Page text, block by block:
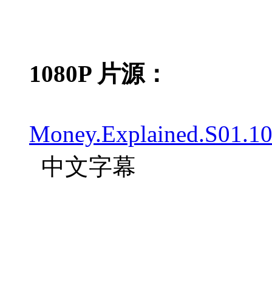
1080P 片源：
中文字幕